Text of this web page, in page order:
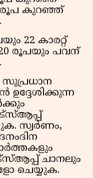
രൂപ കുറഞ്ഞ്
22 കാരറ്റ്
രൂപയും പവന്
ഉദ്ദേശിക്കുന്ന
സ്വർണം,
ചാനലും
ചെയ്യുക.